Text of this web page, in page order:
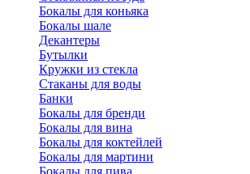
Бокалы для коньяка
Бокалы шале
Декантеры
Бутылки
Кружки из стекла
Стаканы для воды
Банки
Бокалы для бренди
Бокалы для вина
Бокалы для коктейлей
Бокалы для мартини
Бокалы для пива